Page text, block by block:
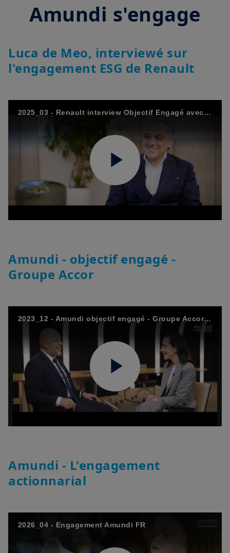
Amundi s'engage
Luca de Meo, interviewé sur
l'engagement ESG de Renault
2025_03 - Renault interview Objectif Engagé avec Amundi - FR
Play
Amundi - objectif engagé -
Groupe Accor
2023_12 - Amundi objectif engagé - Groupe Accor INTERVIEW INTEGRALE
Play
Amundi - L'engagement
actionnarial
2026_04 - Engagement Amundi FR